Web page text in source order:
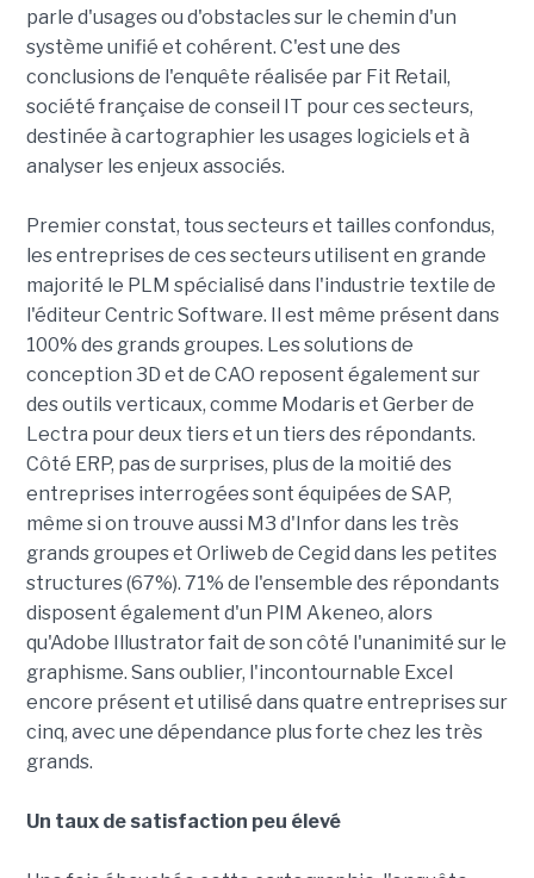
parle d'usages ou d'obstacles sur le chemin d'un
système unifié et cohérent. C'est une des
conclusions de l'enquête réalisée par Fit Retail,
société française de conseil IT pour ces secteurs,
destinée à cartographier les usages logiciels et à
analyser les enjeux associés.
Premier constat, tous secteurs et tailles confondus,
les entreprises de ces secteurs utilisent en grande
majorité le PLM spécialisé dans l'industrie textile de
l'éditeur Centric Software. Il est même présent dans
100% des grands groupes. Les solutions de
conception 3D et de CAO reposent également sur
des outils verticaux, comme Modaris et Gerber de
Lectra pour deux tiers et un tiers des répondants.
Côté ERP, pas de surprises, plus de la moitié des
entreprises interrogées sont équipées de SAP,
même si on trouve aussi M3 d'Infor dans les très
grands groupes et Orliweb de Cegid dans les petites
structures (67%). 71% de l'ensemble des répondants
disposent également d'un PIM Akeneo, alors
qu'Adobe Illustrator fait de son côté l'unanimité sur le
graphisme. Sans oublier, l'incontournable Excel
encore présent et utilisé dans quatre entreprises sur
cinq, avec une dépendance plus forte chez les très
grands.
Un taux de satisfaction peu élevé